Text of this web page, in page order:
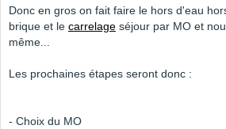
Donc en gros on fait faire le hors d'eau
brique et le carrelage séjour par MO et
même...
Les prochaines étapes seront donc :
- Choix du MO